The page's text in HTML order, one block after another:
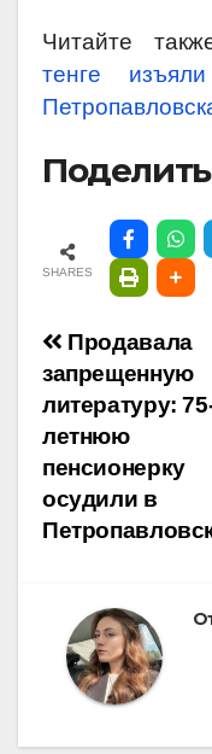
Читайте
тенге
SHARES
по
записям
Продавала
запрещенную
литературу:
летнюю
пенсионерку
осудили в